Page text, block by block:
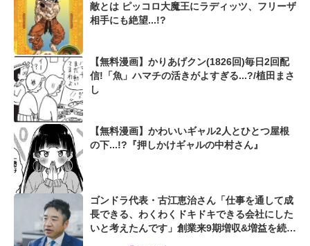
敵とは ピッコロ大魔王にラディッツ、フリーザ
相手にも絶望...!?
【無料漫画】かりあげクン(1826回)毎日2回配
信!「魚」ハマチの活きがよすぎる...?/植田まさ
し
【無料漫画】かわいいギャル2人とひとつ屋根
の下...!?『押しかけギャルの中村さん』
ゴンドラ代表・古江恵治さん「仕事を通して成
長できる、わくわくドキドキできる会社にした
いと考えたんです」創業来9期増収&増益を続け